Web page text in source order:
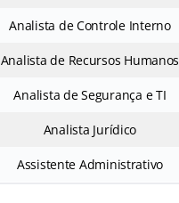
Analista de Controle Interno
Analista de Recursos Humanos
Analista de Segurança e TI
Analista Jurídico
Assistente Administrativo